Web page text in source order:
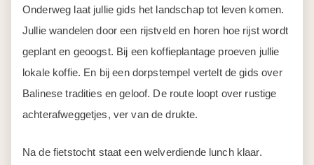
Onderweg laat jullie gids het landschap tot leven komen.
Jullie wandelen door een rijstveld en horen hoe rijst wordt
geplant en geoogst. Bij een koffieplantage proeven jullie
lokale koffie. En bij een dorpstempel vertelt de gids over
Balinese tradities en geloof. De route loopt over rustige
achterafweggetjes, ver van de drukte.
Na de fietstocht staat een welverdiende lunch klaar.